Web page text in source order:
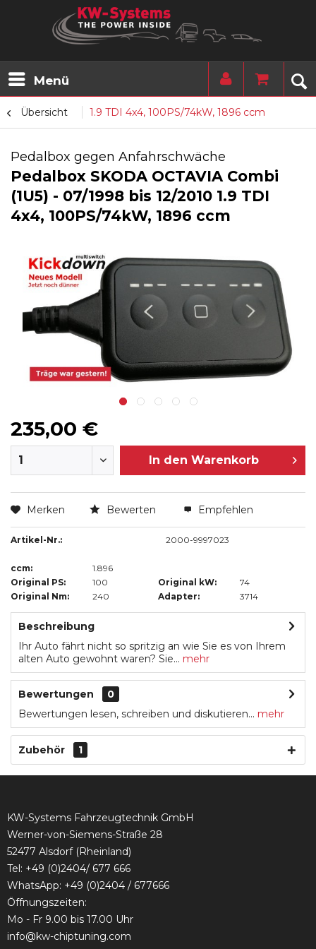
Menü
Übersicht 1.9 TDI 4x4, 100PS/74kW, 1896 ccm
Pedalbox gegen Anfahrschwäche
Pedalbox SKODA OCTAVIA Combi
(1U5) - 07/1998 bis 12/2010 1.9 TDI
4x4, 100PS/74kW, 1896 ccm
235,00 €
In den Warenkorb
Merken Bewerten Empfehlen
Artikel-Nr.: 2000-9997023
ccm:
1.896
Original PS:
100 Original kW:
74
Original Nm:
240 Adapter: 3714
Beschreibung
Ihr Auto fährt nicht so spritzig an wie Sie es von Ihrem
alten Auto gewohnt waren? Sie... mehr
Bewertungen
0
Bewertungen lesen, schreiben und diskutieren... mehr
Zubehör 1
KW-Systems Fahrzeugtechnik GmbH
Werner-von-Siemens-Straße 28
52477 Alsdorf (Rheinland)
Tel: +49 (0)2404/ 677 666
WhatsApp: +49 (0)2404 / 677666
Öffnungszeiten:
Mo - Fr 9.00 bis 17.00 Uhr
info@kw-chiptuning.com